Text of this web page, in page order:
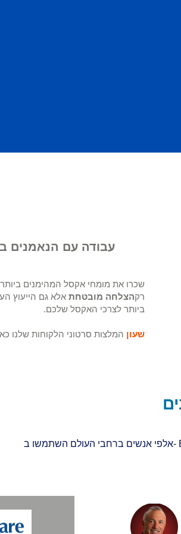
עבודה עם הנאמנים
שכרו את מומחי אקסל המהימנים
רקהצלחה מובטחת אלא גם הייעוץ
ביותר לצרכי האקסל שלכם.
שעון המלצות סרטוני הלקוחות שלנו
אלפי אנשים ברחבי העולם השתמשו ב- Excelhelp.org כדי להפוך את התהליך העסקי שלהם לאוטומטי, ליצור דוחות ולוחות מחוונים, לחסוך זמן ולשנות